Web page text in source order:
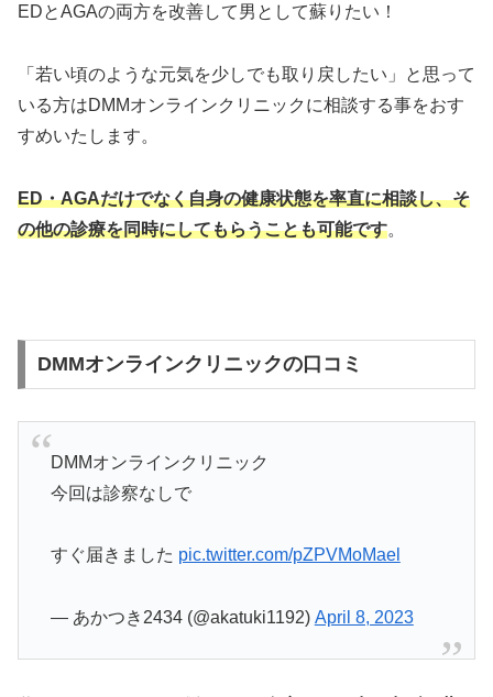
EDとAGAの両方を改善して男として蘇りたい！
「若い頃のような元気を少しでも取り戻したい」と思って
いる方はDMMオンラインクリニックに相談する事をおす
すめいたします。
ED・AGAだけでなく自身の健康状態を率直に相談し、そ
の他の診療を同時にしてもらうことも可能です。
DMMオンラインクリニックの口コミ
DMMオンラインクリニック
今回は診察なしで
すぐ届きました pic.twitter.com/pZPVMoMael
— あかつき2434 (@akatuki1192) April 8, 2023